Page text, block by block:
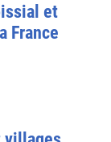
et
France